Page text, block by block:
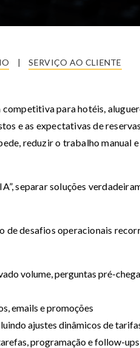
| SERVIÇO AO CLIENTE
para hotéis,
e as expectativas de reservas
reduzir o trabalho manual e
separar soluções
de desafios operacionais
volume, perguntas pré-
emails e promoções
ajustes dinâmicos de
programação e follow-ups